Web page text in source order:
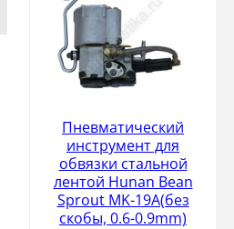
Пневматический
инструмент для
обвязки стальной
лентой Hunan Bean
Sprout MK-19A(без
скобы, 0.6-0.9mm)